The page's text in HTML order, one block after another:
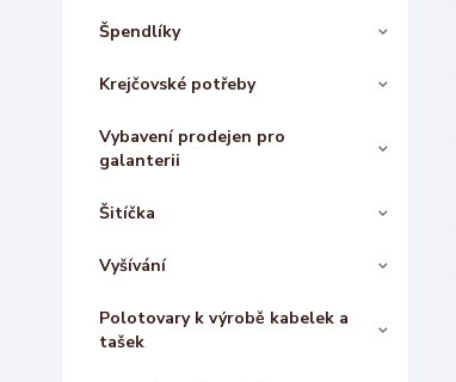
Špendlíky
Krejčovské potřeby
Vybavení prodejen pro
galanterii
Šitíčka
Vyšívání
Polotovary k výrobě kabelek a
tašek